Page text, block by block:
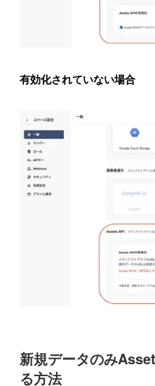
有効化されていない場合
新規データのみ
る方法